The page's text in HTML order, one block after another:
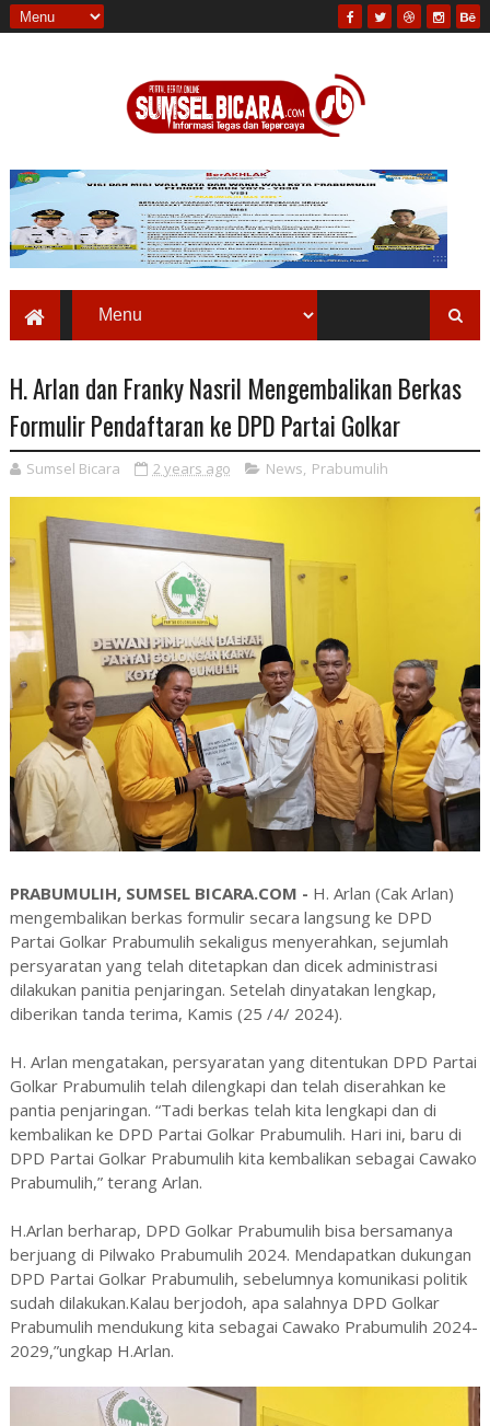
H. Arlan dan Franky Nasril Mengembalikan Berkas
Formulir Pendaftaran ke DPD Partai Golkar
Sumsel Bicara 2 years ago News, Prabumulih
PRABUMULIH, SUMSEL BICARA.COM - H. Arlan (Cak Arlan)
mengembalikan berkas formulir secara langsung ke DPD
Partai Golkar Prabumulih sekaligus menyerahkan, sejumlah
persyaratan yang telah ditetapkan dan dicek administrasi
dilakukan panitia penjaringan. Setelah dinyatakan lengkap,
diberikan tanda terima, Kamis (25 /4/ 2024).
H. Arlan mengatakan, persyaratan yang ditentukan DPD Partai
Golkar Prabumulih telah dilengkapi dan telah diserahkan ke
pantia penjaringan. “Tadi berkas telah kita lengkapi dan di
kembalikan ke DPD Partai Golkar Prabumulih. Hari ini, baru di
DPD Partai Golkar Prabumulih kita kembalikan sebagai Cawako
Prabumulih,” terang Arlan.
H.Arlan berharap, DPD Golkar Prabumulih bisa bersamanya
berjuang di Pilwako Prabumulih 2024. Mendapatkan dukungan
DPD Partai Golkar Prabumulih, sebelumnya komunikasi politik
sudah dilakukan.Kalau berjodoh, apa salahnya DPD Golkar
Prabumulih mendukung kita sebagai Cawako Prabumulih 2024-
2029,”ungkap H.Arlan.